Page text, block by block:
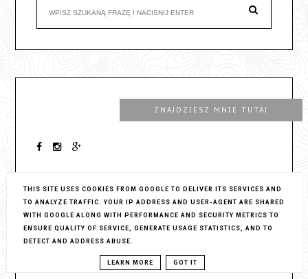
ZNAJDZIESZ MNIE TUTAJ
THIS SITE USES COOKIES FROM GOOGLE TO DELIVER ITS SERVICES AND
TO ANALYZE TRAFFIC. YOUR IP ADDRESS AND USER-AGENT ARE SHARED
WITH GOOGLE ALONG WITH PERFORMANCE AND SECURITY METRICS TO
ENSURE QUALITY OF SERVICE, GENERATE USAGE STATISTICS, AND TO
DETECT AND ADDRESS ABUSE.
LEARN MORE GOT IT